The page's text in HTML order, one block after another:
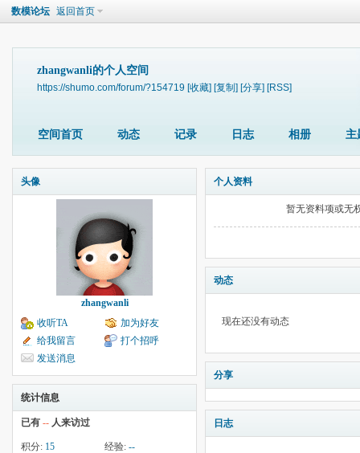
数模论坛 返回首页
zhangwanli的个人空间
https://shumo.com/forum/?154719 [收藏] [复制] [分享] [RSS]
空间首页 动态 记录 日志 相册 主
头像
zhangwanli
收听TA
加为好友
给我留言
打个招呼
发送消息
统计信息
已有 -- 人来访过
积分: 15 经验: --
个人资料
暂无资料项或无
动态
现在还没有动态
分享
日志